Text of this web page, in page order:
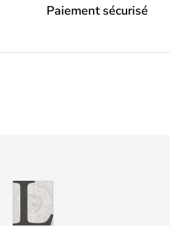
Paiement sécurisé